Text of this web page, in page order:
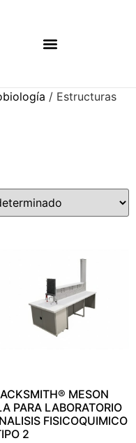
/ Estructuras
MESON
PARA LABORATORIO
FISICOQUIMICO
2